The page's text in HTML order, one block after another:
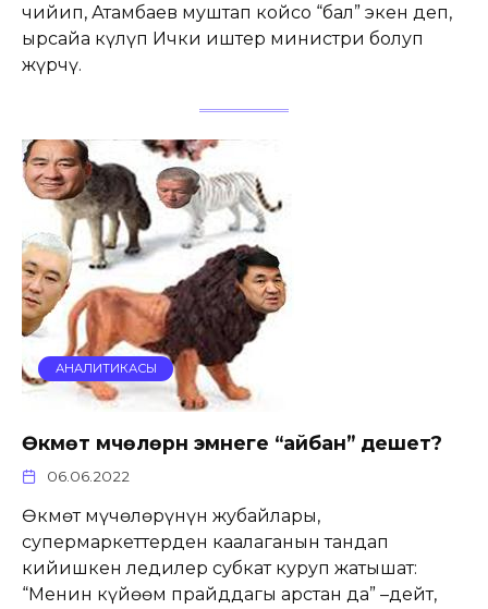
чийип, Атамбаев муштап койсо “бал” экен деп,
ырсайа күлүп Ички иштер министри болуп
жүрчү.
АНАЛИТИКАСЫ
Өкмөт мүчөлөрүн эмнеге “айбан” дешет?
06.06.2022
Өкмөт мүчөлөрүнүн жубайлары,
супермаркеттерден каалаганын тандап
кийишкен ледилер субкат куруп жатышат:
“Менин күйөөм прайддагы арстан да” –дейт,